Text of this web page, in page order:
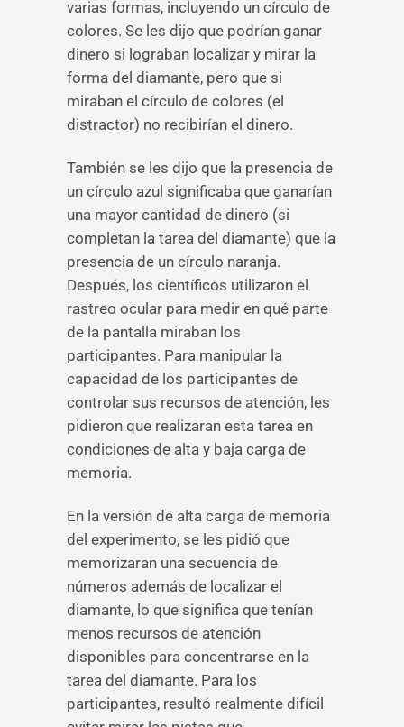
varias formas, incluyendo un círculo de
colores. Se les dijo que podrían ganar
dinero si lograban localizar y mirar la
forma del diamante, pero que si
miraban el círculo de colores (el
distractor) no recibirían el dinero.
También se les dijo que la presencia de
un círculo azul significaba que ganarían
una mayor cantidad de dinero (si
completan la tarea del diamante) que la
presencia de un círculo naranja.
Después, los científicos utilizaron el
rastreo ocular para medir en qué parte
de la pantalla miraban los
participantes. Para manipular la
capacidad de los participantes de
controlar sus recursos de atención, les
pidieron que realizaran esta tarea en
condiciones de alta y baja carga de
memoria.
En la versión de alta carga de memoria
del experimento, se les pidió que
memorizaran una secuencia de
números además de localizar el
diamante, lo que significa que tenían
menos recursos de atención
disponibles para concentrarse en la
tarea del diamante. Para los
participantes, resultó realmente difícil